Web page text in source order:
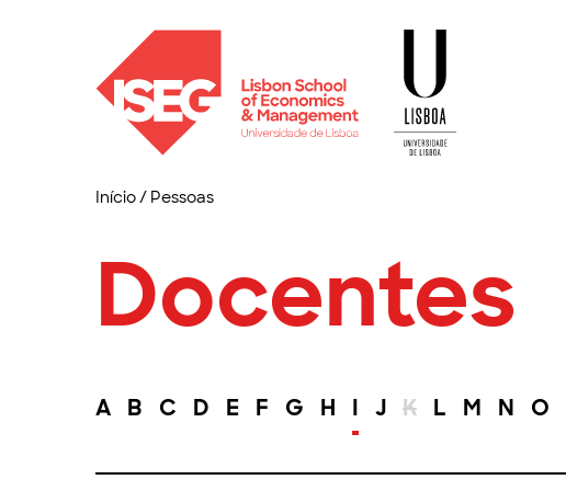
Início/ Pessoas
Docentes
A B C D E F G H I J K L M N O